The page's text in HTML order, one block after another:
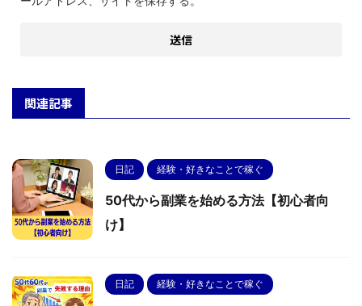
関連記事
日記 経験・好きなことで稼ぐ
50代から副業を始める方法【初心者向
け】
日記 経験・好きなことで稼ぐ